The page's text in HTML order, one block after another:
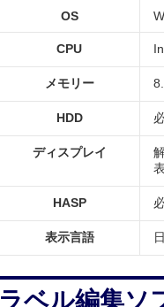
OS
CPU
メモリー
HDD
ディスプレイ
HASP
表示言語
ラベル編集ソ